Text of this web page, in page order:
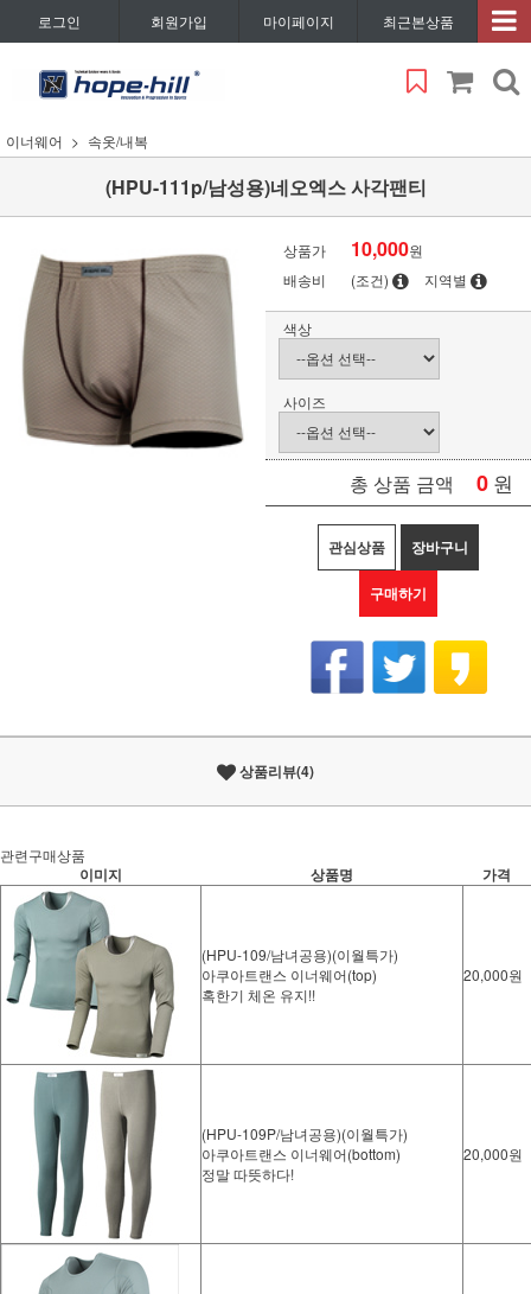
로그인 회원가입 마이페이지 최근본상품
이너웨어 속옷/내복
(HPU-111p/남성용)네오엑스 사각팬티
상품가 10,000원
배송비
(조건) 지역별
색상
사이즈
총 상품 금액 0 원
관심상품 장바구니
구매하기
상품리뷰(4)
관련구매상품
이미지 상품명 가격
(HPU-109/남녀공용)(이월특가)
아쿠아트랜스 이너웨어(top)
혹한기 체온 유지!!
20,000원
(HPU-109P/남녀공용)(이월특가)
아쿠아트랜스 이너웨어(bottom)
정말 따뜻하다!
20,000원